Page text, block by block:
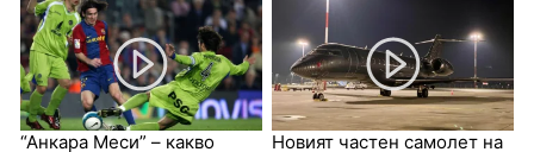
“Анкара Меси” – какво Новият частен самолет на